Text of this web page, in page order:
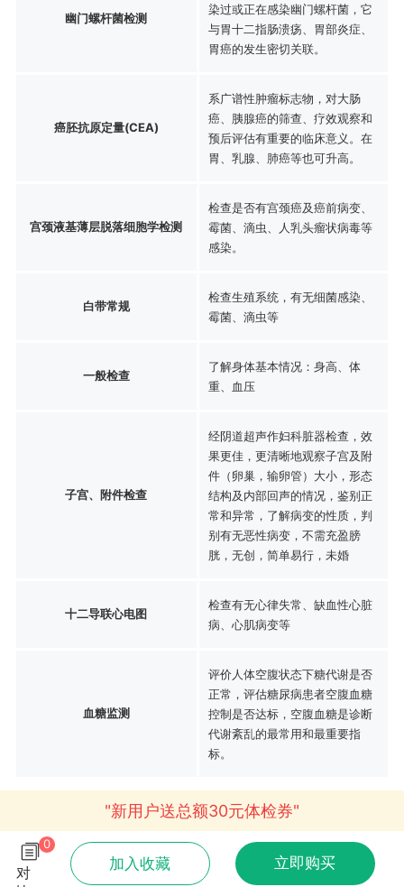
幽门螺杆菌检测
染过或正在感染幽门螺杆菌，它
与胃十二指肠溃疡、胃部炎症、
胃癌的发生密切关联。
癌胚抗原定量(CEA)
系广谱性肿瘤标志物，对大肠
癌、胰腺癌的筛查、疗效观察和
预后评估有重要的临床意义。在
胃、乳腺、肺癌等也可升高。
宫颈液基薄层脱落细胞学检测
检查是否有宫颈癌及癌前病变、
霉菌、滴虫、人乳头瘤状病毒等
感染。
白带常规
检查生殖系统，有无细菌感染、
霉菌、滴虫等
一般检查
了解身体基本情况：身高、体
重、血压
子宫、附件检查
经阴道超声作妇科脏器检查，效
果更佳，更清晰地观察子宫及附
件（卵巢，输卵管）大小，形态
结构及内部回声的情况，鉴别正
常和异常，了解病变的性质，判
别有无恶性病变，不需充盈膀
胱，无创，简单易行，未婚
十二导联心电图
检查有无心律失常、缺血性心脏
病、心肌病变等
血糖监测
评价人体空腹状态下糖代谢是否
正常，评估糖尿病患者空腹血糖
控制是否达标，空腹血糖是诊断
代谢紊乱的最常用和最重要指
标。
"新用户送总额30元体检券"
0
对
加入收藏 立即购买